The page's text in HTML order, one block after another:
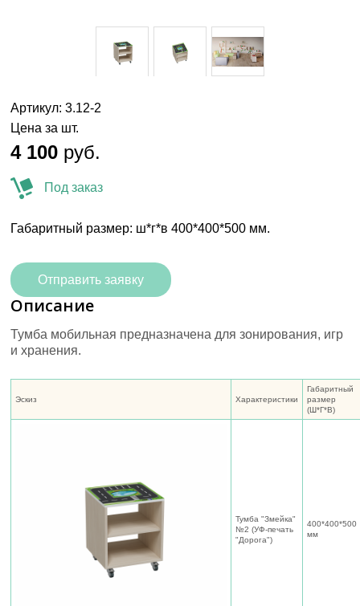
Артикул: 3.12-2
Цена за шт.
4 100 руб.
Под заказ
Габаритный размер: ш*г*в 400*400*500 мм.
Отправить заявку
Описание
Тумба мобильная предназначена для зонирования, игр
и хранения.
Эскиз Характеристики
Габаритный
размер
(Ш*Г*В)
Тумба "Змейка"
№2 (УФ-печать
"Дорога")
400*400*500
мм